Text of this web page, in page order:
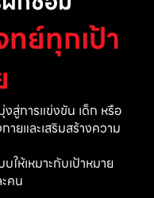
ย์ทุกเป้า
สู่การแข่งขัน เด็ก หรือ
ยและเสริมสร้างความ
ให้เหมาะกับเป้าหมาย
คน